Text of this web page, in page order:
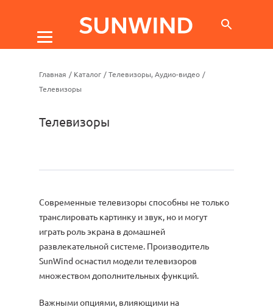
Главная / Каталог / Телевизоры, Аудио-видео /
Телевизоры
Телевизоры
Современные телевизоры способны не только
транслировать картинку и звук, но и могут
играть роль экрана в домашней
развлекательной системе. Производитель
SunWind оснастил модели телевизоров
множеством дополнительных функций.
Важными опциями, влияющими на